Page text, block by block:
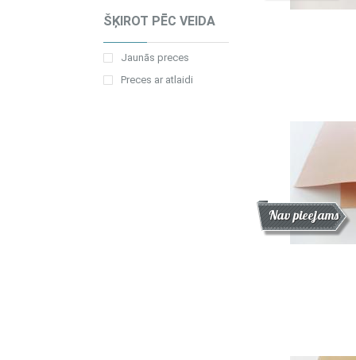
ŠĶIROT PĒC VEIDA
Jaunās preces
Preces ar atlaidi
Atlaide
Jaunums
Nav pieejams